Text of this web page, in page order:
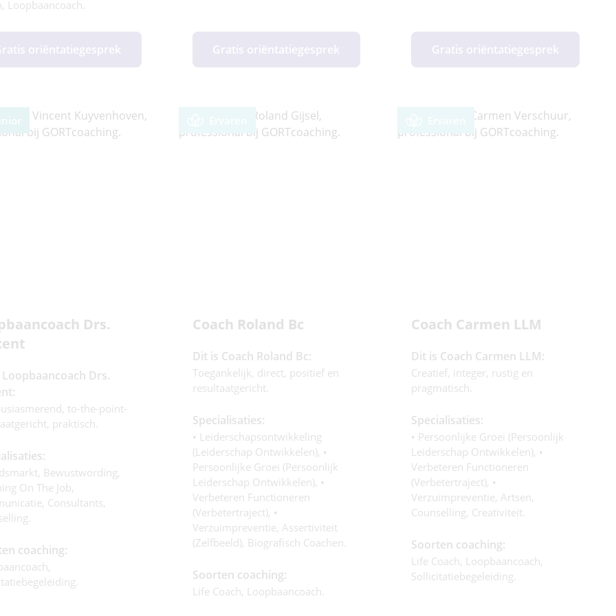
Loopbaancoach.
oriëntatiegesprek Gratis oriëntatiegesprek Gratis oriëntatiegesprek
Drs.
Loopbaancoach Drs.
to-the-point-
praktisch.
Bewustwording,
On The Job,
Consultants,
coaching:
Coach Roland Bc
Dit is Coach Roland Bc:
Toegankelijk, direct, positief en
resultaatgericht.
Specialisaties:
• Leiderschapsontwikkeling
(leiderschap Ontwikkelen), •
Persoonlijke Groei (persoonlijk
Leiderschap Ontwikkelen), •
Verbeteren Functioneren
(verbetertraject), •
Verzuimpreventie, Assertiviteit
(zelfbeeld), Biografisch Coachen.
Soorten coaching:
Life Coach, Loopbaancoach.
Coach Carmen LLM
Dit is Coach Carmen LLM:
Creatief, integer, rustig en
pragmatisch.
Specialisaties:
• Persoonlijke Groei (persoonlijk
Leiderschap Ontwikkelen), •
Verbeteren Functioneren
(verbetertraject), •
Verzuimpreventie, Artsen,
Counselling, Creativiteit.
Soorten coaching:
Life Coach, Loopbaancoach,
Sollicitatiebegeleiding.